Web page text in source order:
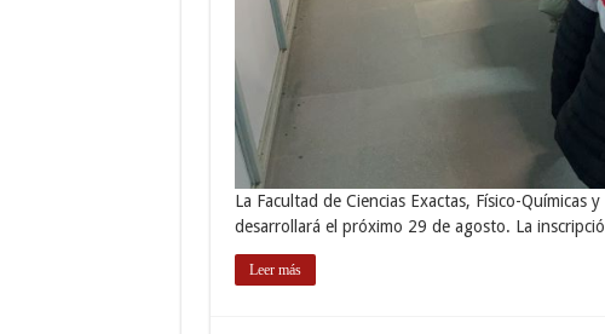
La Facultad de Ciencias Exactas, Físico-
desarrollará el próximo 29 de agosto. La
Leer más